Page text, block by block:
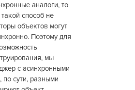
аналоги, то
способ не
объектов могут
Поэтому для
мы
с асинхронными
по сути, разными